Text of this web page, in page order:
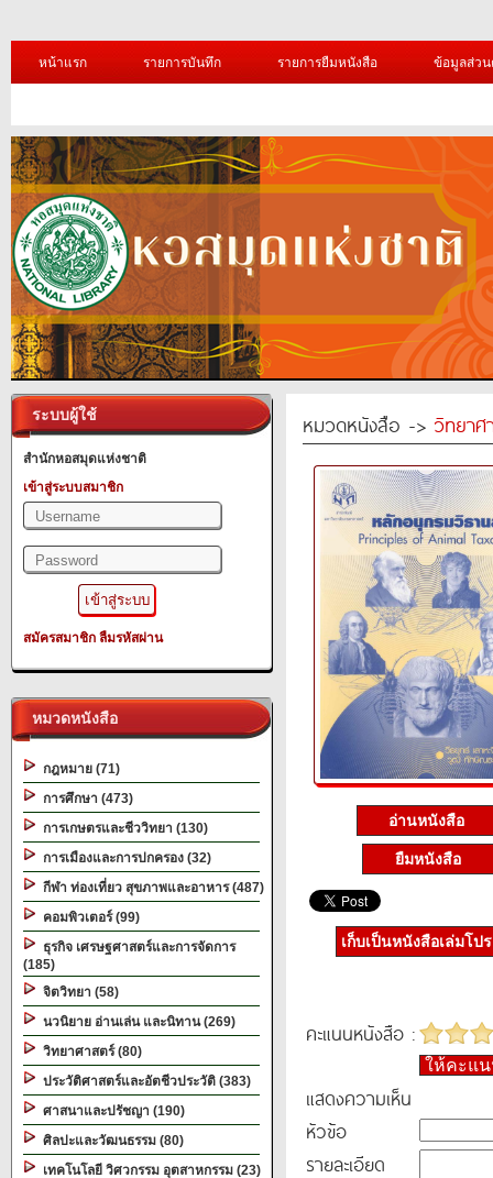
หน้าแรก รายการบันทึก รายการยืมหนังสือ ข้อมูลส่ว
ระบบผู้ใช้
สำนักหอสมุดแห่งชาติ
เข้าสู่ระบบสมาชิก
สมัครสมาชิก ลืมรหัสผ่าน
หมวดหนังสือ
กฎหมาย (71)
การศึกษา (473)
การเกษตรและชีววิทยา (130)
การเมืองและการปกครอง (32)
กีฬา ท่องเที่ยว สุขภาพและอาหาร (487)
คอมพิวเตอร์ (99)
ธุรกิจ เศรษฐศาสตร์และการจัดการ
(185)
จิตวิทยา (58)
นวนิยาย อ่านเล่น และนิทาน (269)
วิทยาศาสตร์ (80)
ประวัติศาสตร์และอัตชีวประวัติ (383)
ศาสนาและปรัชญา (190)
ศิลปะและวัฒนธรรม (80)
เทคโนโลยี วิศวกรรม อุตสาหกรรม (23)
หมวดหนังสือ -> วิทยาศ
อ่านหนังสือ
ยืมหนังสือ
เก็บเป็นหนังสือเล่มโป
คะแนนหนังสือ :
ให้คะแ
แสดงความเห็น
หัวข้อ
รายละเอียด